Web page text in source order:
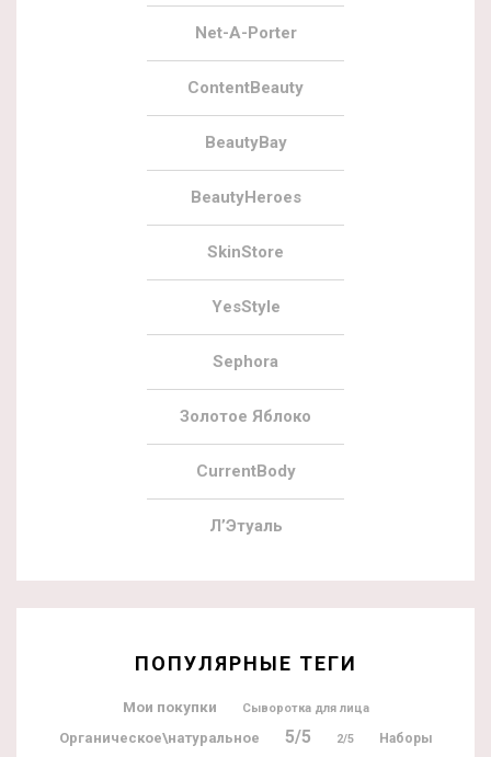
Net-A-Porter
ContentBeauty
BeautyBay
BeautyHeroes
SkinStore
YesStyle
Sephora
Золотое Яблоко
CurrentBody
Л’Этуаль
ПОПУЛЯРНЫЕ ТЕГИ
Мои покупки Сыворотка для лица
Органическое\натуральное 5/5 2/5 Наборы